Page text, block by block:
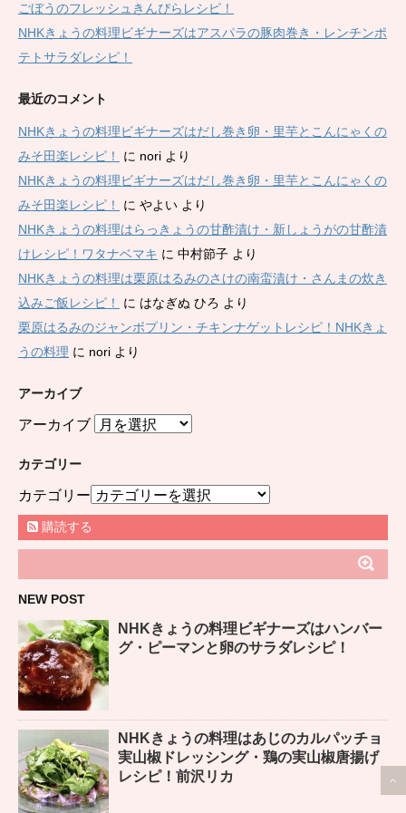
ごぼうのフレッシュきんぴらレシピ！
NHKきょうの料理ビギナーズはアスパラの豚肉巻き・レンチンポ
テトサラダレシピ！
最近のコメント
NHKきょうの料理ビギナーズはだし巻き卵・里芋とこんにゃくの
みそ田楽レシピ！
に nori より
NHKきょうの料理ビギナーズはだし巻き卵・里芋とこんにゃくの
みそ田楽レシピ！
に やよい より
NHKきょうの料理はらっきょうの甘酢漬け・新しょうがの甘酢漬
けレシピ！ワタナベマキ に 中村節子 より
NHKきょうの料理は栗原はるみのさけの南蛮漬け・さんまの炊き
込みご飯レシピ！
に はなぎぬ ひろ より
栗原はるみのジャンボプリン・チキンナゲットレシピ！NHKきょ
うの料理 に nori より
アーカイブ
アーカイブ
カテゴリー
カテゴリー
購読する
NEW POST
NHKきょうの料理ビギナーズはハンバー
グ・ピーマンと卵のサラダレシピ！
NHKきょうの料理はあじのカルパッチョ
実山椒ドレッシング・鶏の実山椒唐揚げ
レシピ！前沢リカ